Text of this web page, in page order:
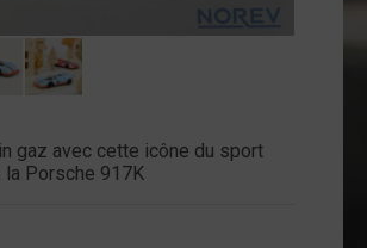
gaz avec cette icône du sport
la Porsche 917K